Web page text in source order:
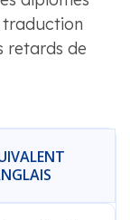
traduction
retards de